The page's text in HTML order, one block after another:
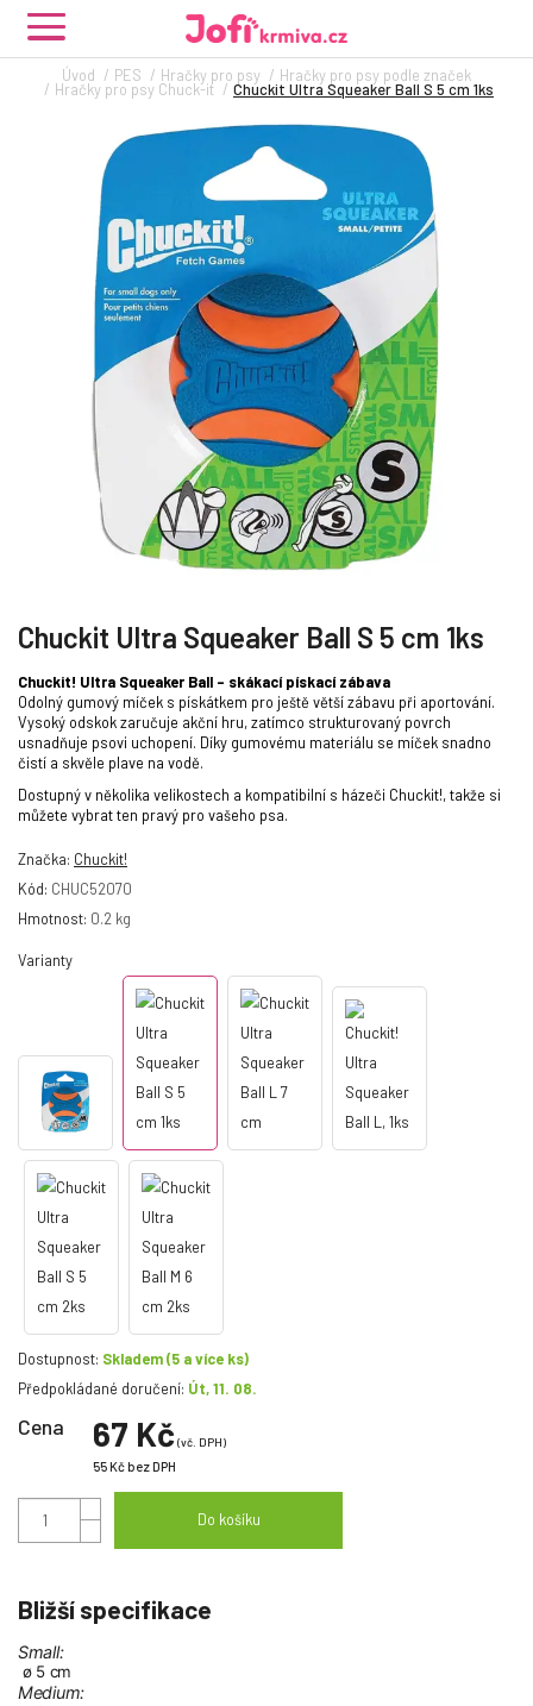
Úvod PES Hračky pro psy Hračky pro psy podle značek
Hračky pro psy Chuck-it Chuckit Ultra Squeaker Ball S 5 cm 1ks
Chuckit Ultra Squeaker Ball S 5 cm 1ks
Chuckit! Ultra Squeaker Ball – skákací pískací zábava
Odolný gumový míček s pískátkem pro ještě větší zábavu při aportování.
Vysoký odskok zaručuje akční hru, zatímco strukturovaný povrch
usnadňuje psovi uchopení. Díky gumovému materiálu se míček snadno
čistí a skvěle plave na vodě.
Dostupný v několika velikostech a kompatibilní s házeči Chuckit!, takže si
můžete vybrat ten pravý pro vašeho psa.
Značka: Chuckit!
Kód: CHUC52070
Hmotnost: 0.2 kg
Varianty
Dostupnost: Skladem(5 a více ks)
Předpokládané doručení: Út, 11. 08.
Cena 67 Kč(vč. DPH)
55 Kčbez DPH
Do košíku
Bližší specifikace
Small:
ø 5 cm
Medium: